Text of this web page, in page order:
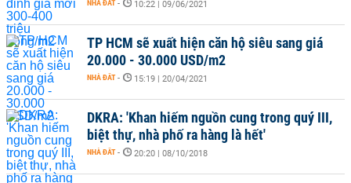
NHÀ ĐẤT - 10:22 | 09/06/2021
TP HCM sẽ xuất hiện căn hộ siêu sang giá
20.000 - 30.000 USD/m2
NHÀ ĐẤT - 15:19 | 20/04/2021
DKRA: 'Khan hiếm nguồn cung trong quý III,
biệt thự, nhà phố ra hàng là hết'
NHÀ ĐẤT - 20:20 | 08/10/2018